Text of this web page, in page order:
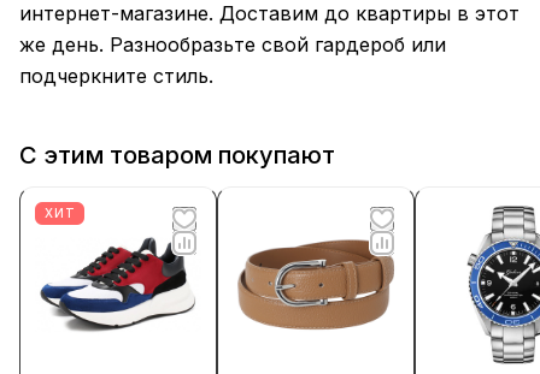
интернет-магазине. Доставим до квартиры в этот
же день. Разнообразьте свой гардероб или
подчеркните стиль.
С этим товаром покупают
ХИТ